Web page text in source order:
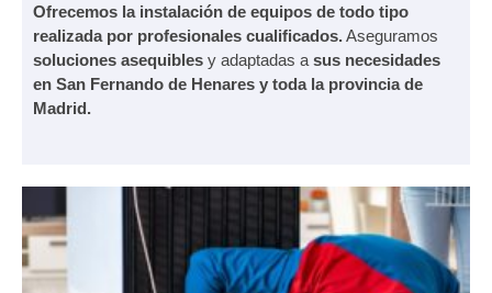
Ofrecemos la instalación de equipos de todo tipo
realizada por profesionales cualificados.Aseguramos
soluciones asequibles y adaptadas a sus necesidades
en San Fernando de Henares y toda la provincia de
Madrid.